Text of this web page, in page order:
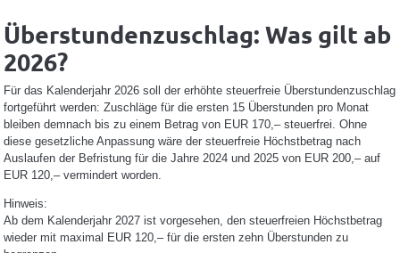
Überstundenzuschlag: Was gilt ab
2026?
Für das Kalenderjahr 2026 soll der erhöhte steuerfreie Überstundenzuschlag
fortgeführt werden: Zuschläge für die ersten 15 Überstunden pro Monat
bleiben demnach bis zu einem Betrag von EUR 170,– steuerfrei. Ohne
diese gesetzliche Anpassung wäre der steuerfreie Höchstbetrag nach
Auslaufen der Befristung für die Jahre 2024 und 2025 von EUR 200,– auf
EUR 120,– vermindert worden.
Hinweis:
Ab dem Kalenderjahr 2027 ist vorgesehen, den steuerfreien Höchstbetrag
wieder mit maximal EUR 120,– für die ersten zehn Überstunden zu